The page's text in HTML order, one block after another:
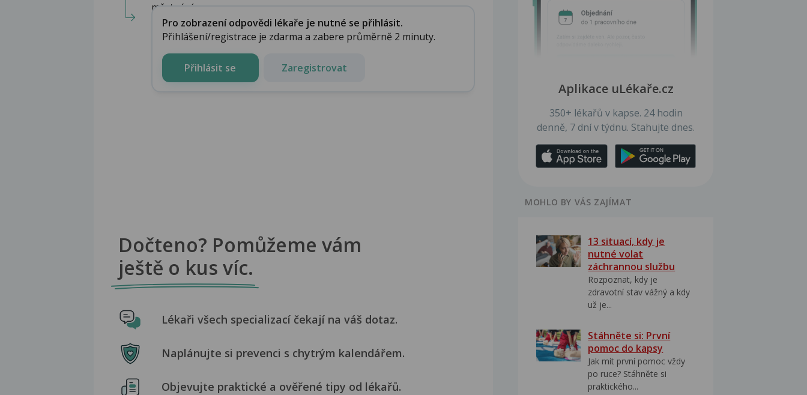
městnáním...
Pro zobrazení odpovědi lékaře je nutné se přihlásit.
Přihlášení/registrace je zdarma a zabere průměrně 2 minuty.
Přihlásit se Zaregistrovat
Dočteno? Pomůžeme vám
ještě o kus víc.
Lékaři všech specializací čekají na váš dotaz.
Naplánujte si prevenci s chytrým kalendářem.
Objevujte praktické a ověřené tipy od lékařů.
Aplikace uLékaře.cz
350+ lékařů v kapse. 24 hodin
denně, 7 dní v týdnu. Stahujte dnes.
MOHLO BY VÁS ZAJÍMAT
13 situací, kdy je
nutné volat
záchrannou službu
Rozpoznat, kdy je
zdravotní stav vážný a kdy
už je...
Stáhněte si: První
pomoc do kapsy
Jak mít první pomoc vždy
po ruce? Stáhněte si
praktického...